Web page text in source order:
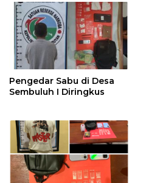
Pengedar Sabu di Desa
Sembuluh I Diringkus